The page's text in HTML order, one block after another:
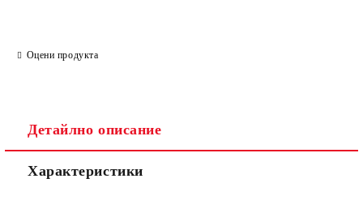
Оцени продукта
Детайлно описание
Характеристики